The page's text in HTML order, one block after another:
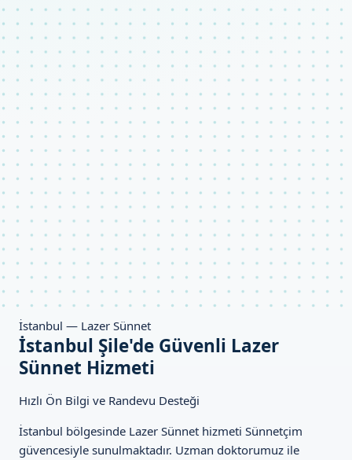
İstanbul — Lazer Sünnet
İstanbul Şile'de Güvenli Lazer
Sünnet Hizmeti
Hızlı Ön Bilgi ve Randevu Desteği
İstanbul bölgesinde Lazer Sünnet hizmeti Sünnetçim
güvencesiyle sunulmaktadır. Uzman doktorumuz ile